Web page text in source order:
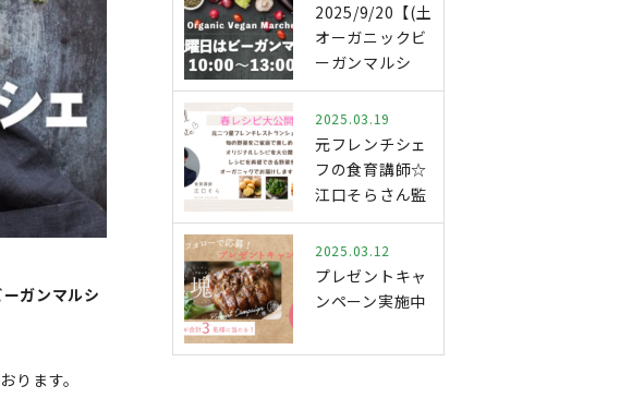
ガンマルシ
ります。
2025/9/20【(土)】
オーガニックビ
ーガンマルシ
ェ…
2025.03.19
元フレンチシェ
フの食育講師☆
江口そらさん監
修 春野菜レ
シ…
2025.03.12
プレゼントキャ
ンペーン実施中